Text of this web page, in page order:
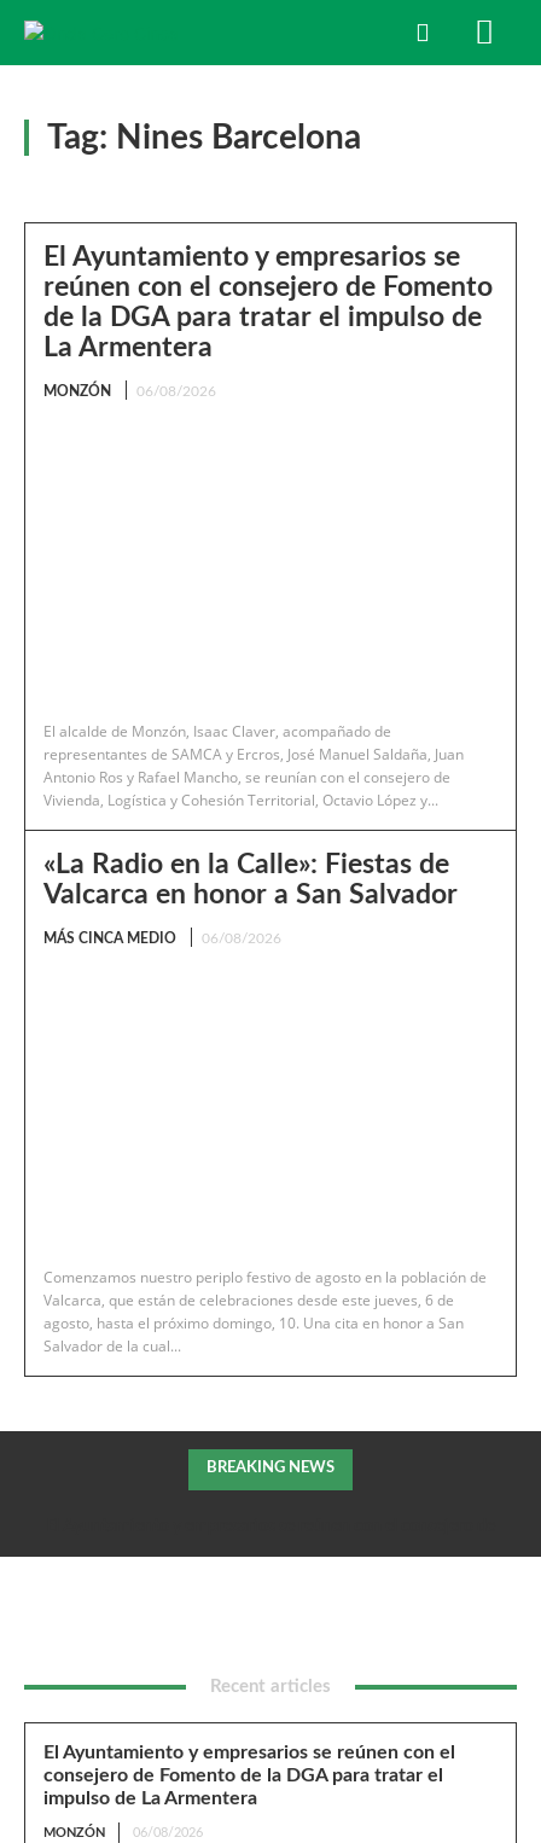
Tag: Nines Barcelona
El Ayuntamiento y empresarios se
reúnen con el consejero de Fomento
de la DGA para tratar el impulso de
La Armentera
MONZÓN 06/08/2026
El alcalde de Monzón, Isaac Claver, acompañado de
representantes de SAMCA y Ercros, José Manuel Saldaña, Juan
Antonio Ros y Rafael Mancho, se reunían con el consejero de
Vivienda, Logística y Cohesión Territorial, Octavio López y...
«La Radio en la Calle»: Fiestas de
Valcarca en honor a San Salvador
MÁS CINCA MEDIO 06/08/2026
Comenzamos nuestro periplo festivo de agosto en la población de
Valcarca, que están de celebraciones desde este jueves, 6 de
agosto, hasta el próximo domingo, 10. Una cita en honor a San
Salvador de la cual...
BREAKING NEWS
Recent articles
El Ayuntamiento y empresarios se reúnen con el
consejero de Fomento de la DGA para tratar el
impulso de La Armentera
MONZÓN 06/08/2026